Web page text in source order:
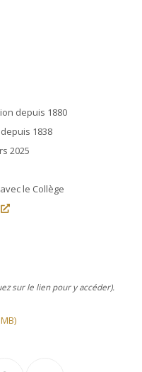
depuis 1880
1838
2025
le Collège
sur le lien pour y accéder).